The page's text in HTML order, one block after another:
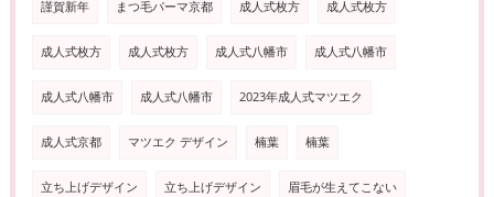
謹賀新年 まつ毛パーマ京都 成人式枚方 成人式枚方
成人式枚方 成人式枚方 成人式八幡市 成人式八幡市
成人式八幡市 成人式八幡市 2023年成人式マツエク
成人式京都 マツエク デザイン 楠葉 楠葉
立ち上げデザイン 立ち上げデザイン 眉毛が生えてこない